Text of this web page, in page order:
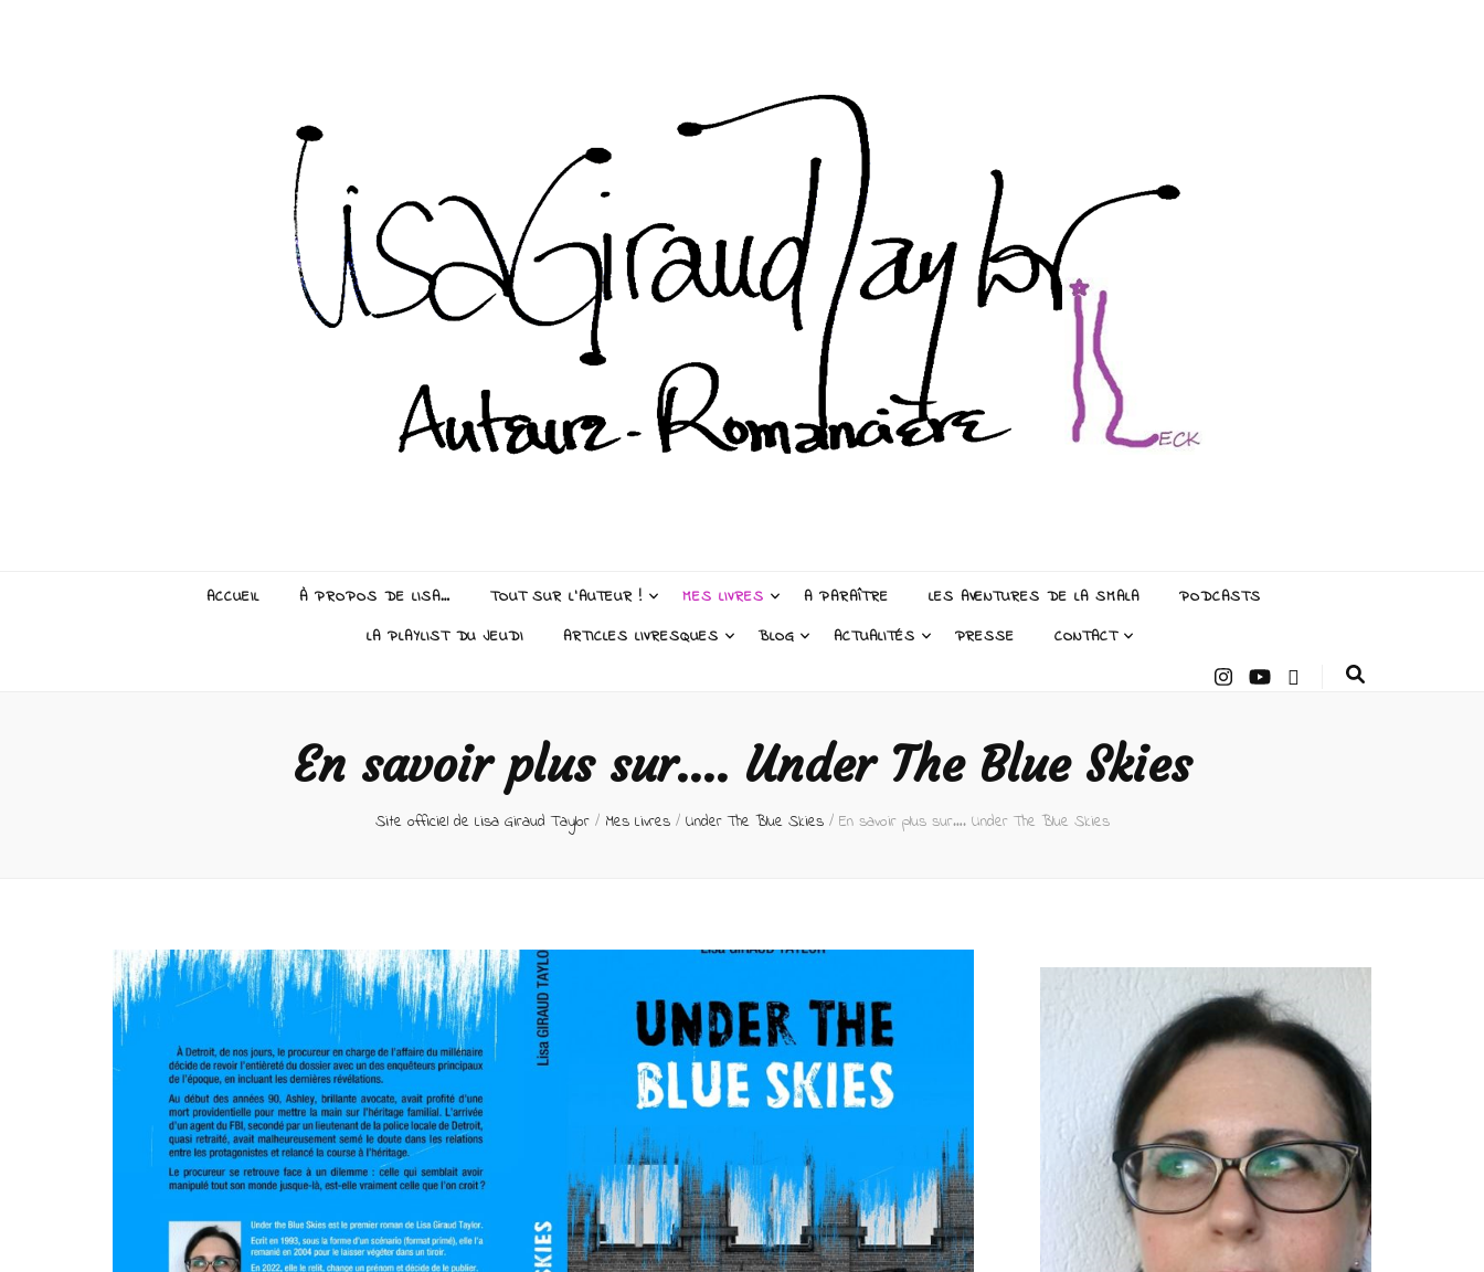
ACCUEIL À PROPOS DE LISA… TOUT SUR L’AUTEUR ! MES LIVRES A PARAÎTRE LES AVENTURES DE LA SMALA
PODCASTS
LA PLAYLIST DU JEUDI
ARTICLES LIVRESQUES BLOG ACTUALITÉS PRESSE CONTACT
En savoir plus sur…. Under The Blue Skies
Site officiel de Lisa Giraud Taylor / Mes Livres / Under The Blue Skies / En savoir plus sur…. Under The Blue Skies